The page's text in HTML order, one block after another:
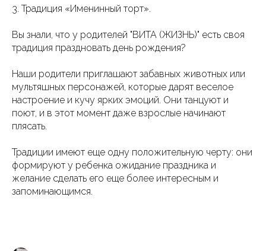
3. Традиция «Именинный торт».
Вы знали, что у родителей "ВИТА (ЖИЗНЬ)" есть своя
традиция праздновать день рождения?
Наши родители приглашают забавных животных или
мультяшных персонажей, которые дарят веселое
настроение и кучу ярких эмоций. Они танцуют и
поют, и в этот момент даже взрослые начинают
плясать.
Традиции имеют еще одну положительную черту: они
формируют у ребенка ожидание праздника и
желание сделать его еще более интересным и
запоминающимся.